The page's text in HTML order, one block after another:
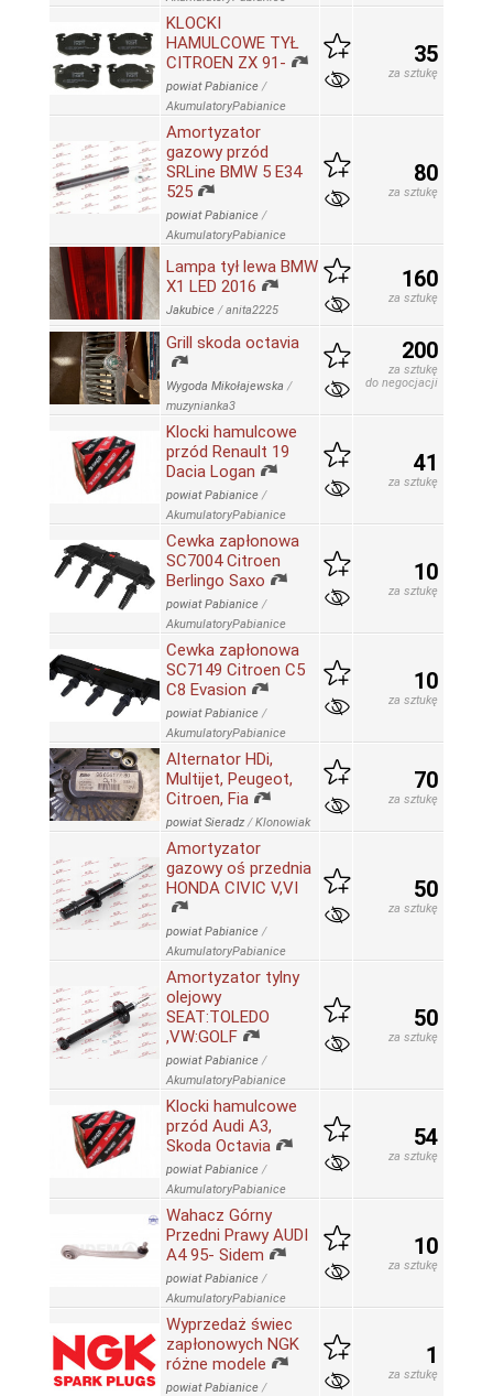
KLOCKI
HAMULCOWE TYŁ
CITROEN ZX 91-
powiat Pabianice /
AkumulatoryPabianice
35
za sztukę
Amortyzator
gazowy przód
SRLine BMW 5 E34
525
powiat Pabianice /
AkumulatoryPabianice
80
za sztukę
Lampa tył lewa BMW
X1 LED 2016
Jakubice /anita2225
160
za sztukę
Grill skoda octavia
Wygoda Mikołajewska /
muzynianka3
200
za sztukę
do negocjacji
Klocki hamulcowe
przód Renault 19
Dacia Logan
powiat Pabianice /
AkumulatoryPabianice
41
za sztukę
Cewka zapłonowa
SC7004 Citroen
Berlingo Saxo
powiat Pabianice /
AkumulatoryPabianice
10
za sztukę
Cewka zapłonowa
SC7149 Citroen C5
C8 Evasion
powiat Pabianice /
AkumulatoryPabianice
10
za sztukę
Alternator HDi,
Multijet, Peugeot,
Citroen, Fia
powiat Sieradz /Klonowiak
70
za sztukę
Amortyzator
gazowy oś przednia
HONDA CIVIC V,VI
powiat Pabianice /
AkumulatoryPabianice
50
za sztukę
Amortyzator tylny
olejowy
SEAT:TOLEDO
,VW:GOLF
powiat Pabianice /
AkumulatoryPabianice
50
za sztukę
Klocki hamulcowe
przód Audi A3,
Skoda Octavia
powiat Pabianice /
AkumulatoryPabianice
54
za sztukę
Wahacz Górny
Przedni Prawy AUDI
A4 95- Sidem
powiat Pabianice /
AkumulatoryPabianice
10
za sztukę
Wyprzedaż świec
zapłonowych NGK
różne modele
powiat Pabianice /
1
za sztukę